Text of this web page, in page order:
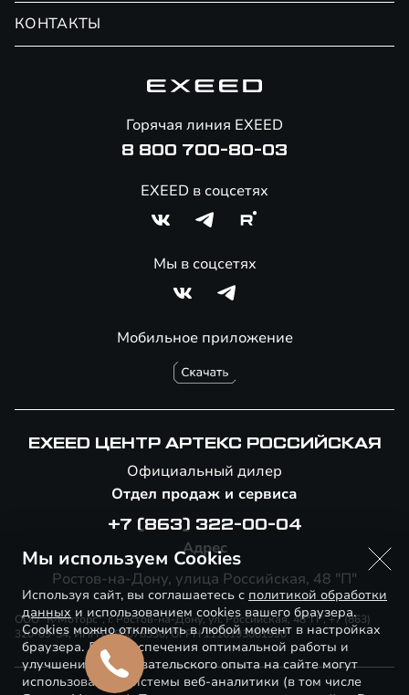
Сервис
Помощь на дорогах
Специальные предложения
КОНТАКТЫ
Мобильное приложение
Горячая линия EXEED
8 800 700-80-03
EXEED в соцсетях
Мы в соцсетях
EXEED ЦЕНТР АРТЕКС РОССИЙСКАЯ
Официальный дилер
Отдел продаж и сервиса
+7 (863) 322-00-04
Адрес
Ростов-на-Дону, улица Российская, 48 "П"
ООО "К-Моторс", г. Ростов-на-Дону, ул. Российская, 48"П", +7 (863)
320-09-54, ИНН 6166078330, ОГРН 1116193001990
Мы используем Cookies
Используя сайт, вы соглашаетесь с политикой обработки
данных и использованием cookies вашего браузера.
Cookies можно отключить в любой момент в настройках
браузера. Для обеспечения оптимальной работы и
улучшения пользовательского опыта на сайте могут
использоваться системы веб-аналитики (в том числе